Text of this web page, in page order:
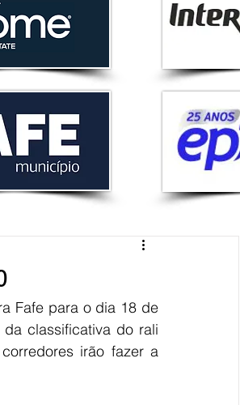
Fafe para o dia 18 de
classificativa do rali
irão fazer a